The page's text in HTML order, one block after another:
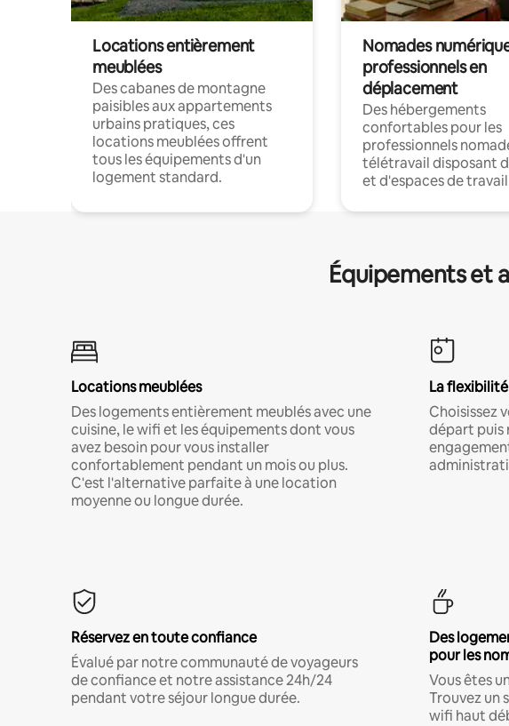
Locations entièrement
meublées
Des cabanes de montagne
paisibles aux appartements
urbains pratiques, ces
locations meublées offrent
tous les équipements d'un
logement standard.
Nomades
professionnels en
déplacement
Des hébergements
confortables pour les
professionnels
télétravail disposant
et d'espaces de
Équipements et
Locations meublées
Des logements entièrement meublés avec une
cuisine, le wifi et les équipements dont vous
avez besoin pour vous installer
confortablement pendant un mois ou plus.
C'est l'alternative parfaite à une location
moyenne ou longue durée.
La
Choisissez
départ puis
Réservez en toute confiance
Évalué par notre communauté de voyageurs
de confiance et notre assistance 24h/24
pendant votre séjour longue durée.
Des
pour les
Vous êtes
Trouvez un
wifi haut